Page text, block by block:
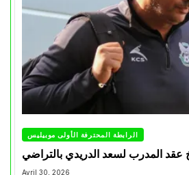
الرابطة المحترفة الأولى موبيليس
المدرب لسعد الدريدي بالتراضي
Avril 30, 2026